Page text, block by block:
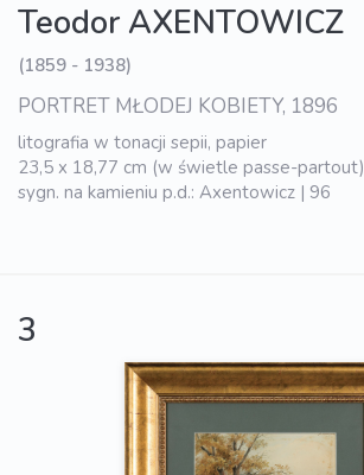
Teodor AXENTOWICZ
(1859 - 1938)
PORTRET MŁODEJ KOBIETY, 1896
litografia w tonacji sepii, papier
23,5 x 18,77 cm (w świetle passe-partout)
sygn. na kamieniu p.d.: Axentowicz | 96
3